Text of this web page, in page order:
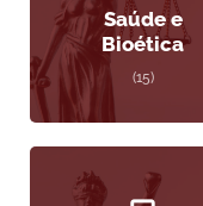
Saúde e
Bioética
(15)